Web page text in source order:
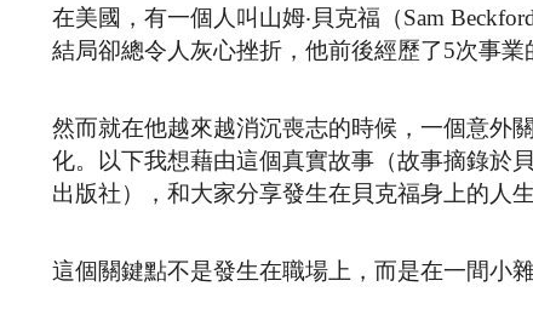
在美國，有一個人叫山姆‧貝克福（Sam
結局卻總令人灰心挫折，他前後經歷了5次事
然而就在他越來越消沉喪志的時候，一個意外
化。以下我想藉由這個真實故事（故事摘錄於
出版社），和大家分享發生在貝克福身上的人
這個關鍵點不是發生在職場上，而是在一間小